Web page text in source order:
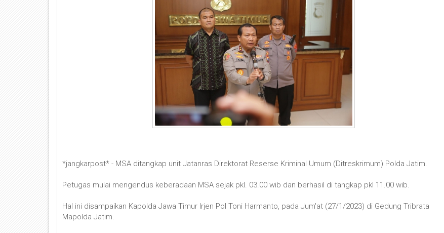
*jangkarpost* - MSA ditangkap unit Jatanras Direktorat Reserse Kriminal Umum (Ditreskrimum) Polda Jatim.
Petugas mulai mengendus keberadaan MSA sejak pkl. 03.00 wib dan berhasil di tangkap pkl 11.00 wib.
Hal ini disampaikan Kapolda Jawa Timur Irjen Pol Toni Harmanto, pada Jum'at (27/1/2023) di Gedung Tribrata
Mapolda Jatim.